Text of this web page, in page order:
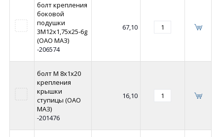
болт крепления
боковой
подушки
3М12х1,75x25-6g
(ОАО МАЗ)
-206574
67,10
болт М 8х1х20
крепления
крышки
ступицы (ОАО
МАЗ)
-201476
16,10